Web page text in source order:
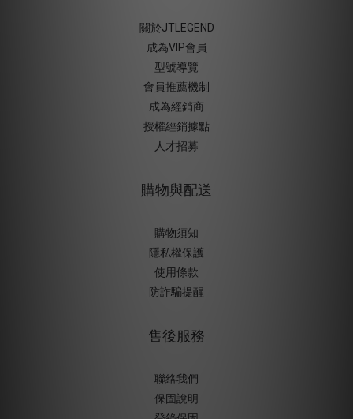
關於JTLEGEND
成為VIP會員
型號導覽
會員推薦機制
成為經銷商
授權經銷據點
人才招募
購物與配送
購物須知
隱私權保護
使用條款
防詐騙提醒
售後服務
聯絡我們
保固說明